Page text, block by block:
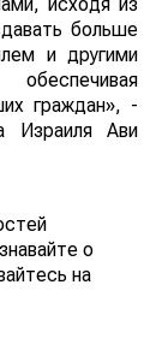
больше
и другими
граждан», -
Израиля Ави
о
на